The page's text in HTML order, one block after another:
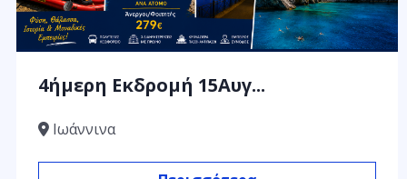
4ήμερη Εκδρομή 15Αυγ...
Ιωάννινα